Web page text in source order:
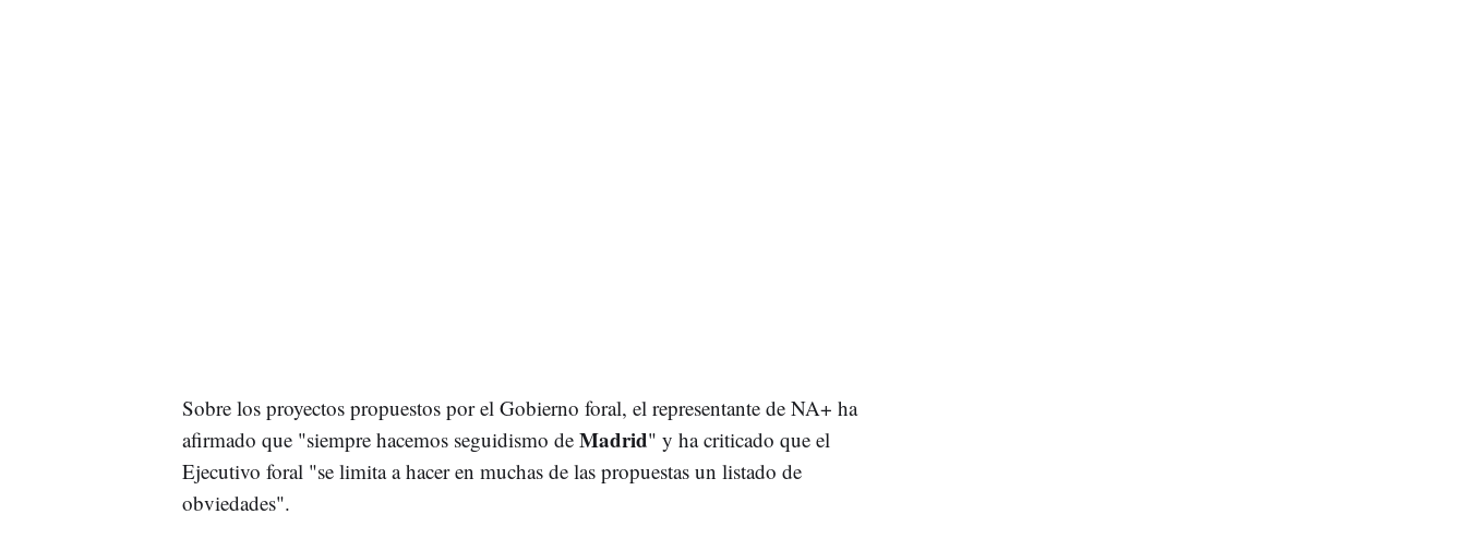
Sobre los proyectos propuestos por el Gobierno foral, el representante de NA+ ha
afirmado que "siempre hacemos seguidismo de Madrid" y ha criticado que el
Ejecutivo foral "se limita a hacer en muchas de las propuestas un listado de
obviedades".